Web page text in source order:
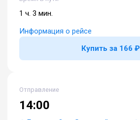
1 ч. 3 мин.
Информация о рейсе
Купить за 166 ₽
Отправление
14:00